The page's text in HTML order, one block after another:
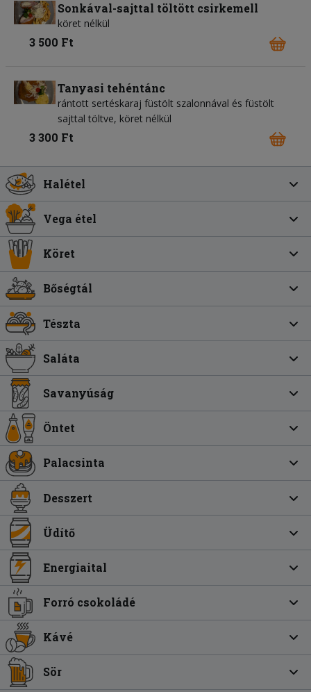
Sonkával-sajttal töltött csirkemell
köret nélkül
3 500 Ft
Tanyasi tehéntánc
rántott sertéskaraj füstölt szalonnával és füstölt
sajttal töltve, köret nélkül
3 300 Ft
Halétel
Vega étel
Köret
Bőségtál
Tészta
Saláta
Savanyúság
Öntet
Palacsinta
Desszert
Üdítő
Energiaital
Forró csokoládé
Kávé
Sör